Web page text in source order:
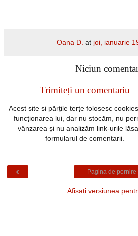
Oana D. at joi, ianuarie
Niciun
Trimiteți un comentariu
Acest site si părțile terțe folosesc
funcționarea lui, dar nu stocăm, nu
vânzarea și nu analizăm link-urile
formularul de comentarii.
‹ Pagina de pornire
Afișați versiunea